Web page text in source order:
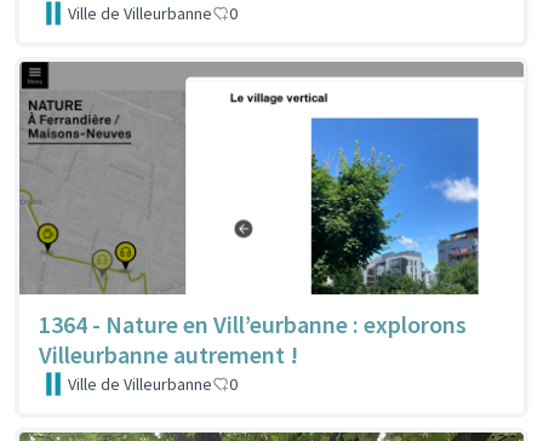
Ville de Villeurbanne 0
1364 - Nature en Vill’eurbanne : explorons
Villeurbanne autrement !
Ville de Villeurbanne 0